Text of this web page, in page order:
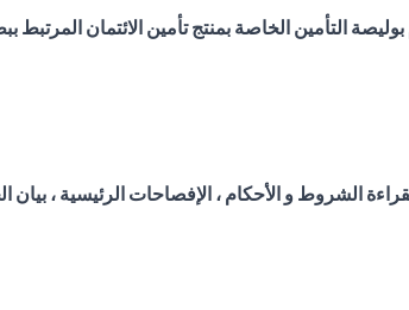
التأمين الخاصة بمنتج تأمين الائتمان المرتبط
الشروط و الأحكام ، الإفصاحات الرئيسية ، بيان